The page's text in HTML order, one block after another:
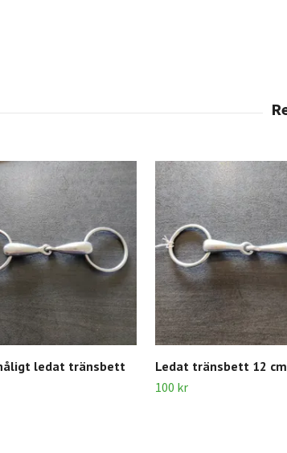
ledat tränsbett
Ledat tränsbett 12 cm
100 kr